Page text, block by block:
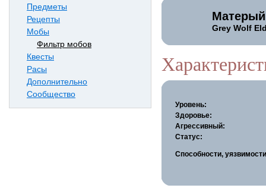
Предметы
Рецепты
Мобы
Фильтр мобов
Квесты
Расы
Дополнительно
Сообщество
Grey Wolf
Уровень:
Здоровье:
Агрессивный:
Статус:
Способности,